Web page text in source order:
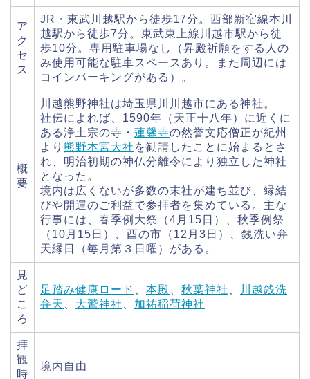
ア
ク
セ
ス
JR・東武川越駅から徒歩17分。西部新宿線本川
越駅から徒歩7分。東武東上線川越市駅から徒
歩10分。専用駐車場なし（昇殿祈願をする人の
み使用可能な駐車スペースあり。また周辺には
コインパーキングがある）。
概
要
川越熊野神社は埼玉県川川越市にある神社。
社伝によれば、1590年（天正十八年）に近くに
ある浄土宗の寺・ 蓮馨寺の然誉文応僧正が紀州
より 熊野本宮大社 を勧請したことに始まるとさ
れ、明治初期の神仏分離令により独立した神社
となった。
境内は広くないが多数の末社が建ち並び、縁結
びや開運のご利益で参拝者を集めている。主な
行事には、春季例大祭（4月15日）、秋季例祭
（10月15日）、酉の市（12月3日）、銭洗い弁
天縁日（毎月第３日曜）がある。
見
ど
こ
ろ
足踏み健康ロード 本殿 秋葉神社
川越銭洗
弁天
大鷲神社 加祐稲荷神社
拝
観
時
境内自由